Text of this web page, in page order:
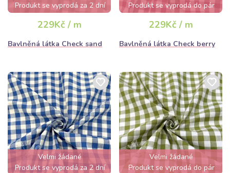
Produkt se vyprodá za 2 dní
229Kč / m
Bavlněná látka Check sand
Produkt se vyprodá do pár
hodin
229Kč / m
Bavlněná látka Check berry
Velmi žádané
Produkt se vyprodá za 2 dní
Velmi žádané
Produkt se vyprodá do pár